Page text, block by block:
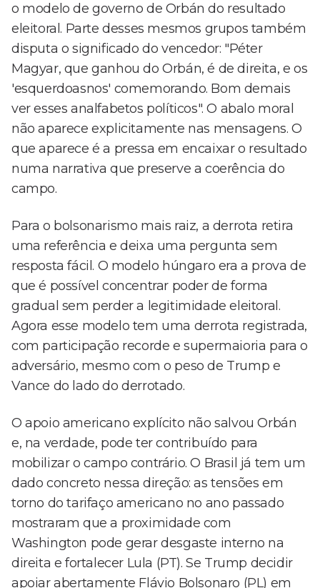
o modelo de governo de Orbán do resultado
eleitoral. Parte desses mesmos grupos também
disputa o significado do vencedor: "Péter
Magyar, que ganhou do Orbán, é de direita, e os
'esquerdoasnos' comemorando. Bom demais
ver esses analfabetos políticos". O abalo moral
não aparece explicitamente nas mensagens. O
que aparece é a pressa em encaixar o resultado
numa narrativa que preserve a coerência do
campo.
Para o bolsonarismo mais raiz, a derrota retira
uma referência e deixa uma pergunta sem
resposta fácil. O modelo húngaro era a prova de
que é possível concentrar poder de forma
gradual sem perder a legitimidade eleitoral.
Agora esse modelo tem uma derrota registrada,
com participação recorde e supermaioria para o
adversário, mesmo com o peso de Trump e
Vance do lado do derrotado.
O apoio americano explícito não salvou Orbán
e, na verdade, pode ter contribuído para
mobilizar o campo contrário. O Brasil já tem um
dado concreto nessa direção: as tensões em
torno do tarifaço americano no ano passado
mostraram que a proximidade com
Washington pode gerar desgaste interno na
direita e fortalecer Lula (PT). Se Trump decidir
apoiar abertamente Flávio Bolsonaro (PL) em